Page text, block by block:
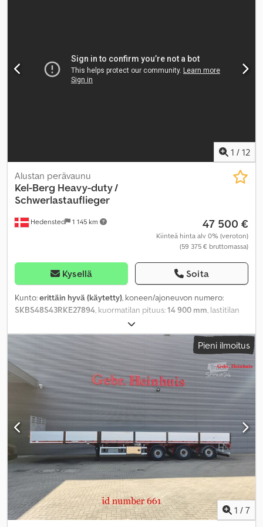
1 / 12
Hedensted 1 145 km
Alustan perävaunu
Kel-Berg Heavy-duty /
Schwerlastauflieger
47 500 €
Kiinteä hinta alv 0% (veroton)
(59 375 € bruttomassa)
Kysellä Soita
Kunto:erittäin hyvä (käytetty), koneen/ajoneuvon numero:
SKBS48S43RKE27894, kuormatilan pituus:14 900 mm, lastitilan
, kuormatilan korkeus:
mm, Valmistusvuosi:2024,
Pieni ilmoitus
1 / 7